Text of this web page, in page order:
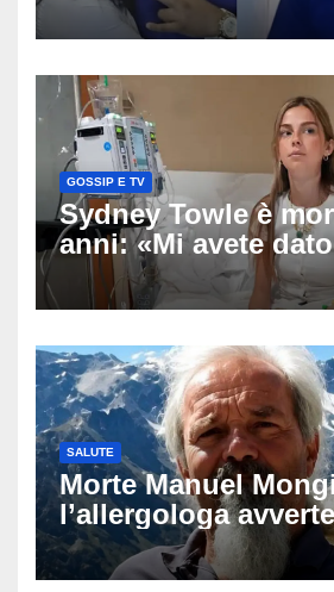
approfondito fino
investigatori
GOSSIP E TV
Sydney Towle è
anni: «Mi avete
di andare avanti»,
messaggio
SALUTE
Morte Manuel
l’allergologa
aspettate di sapere
allergici»